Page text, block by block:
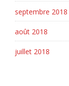
septembre 2018
août 2018
juillet 2018